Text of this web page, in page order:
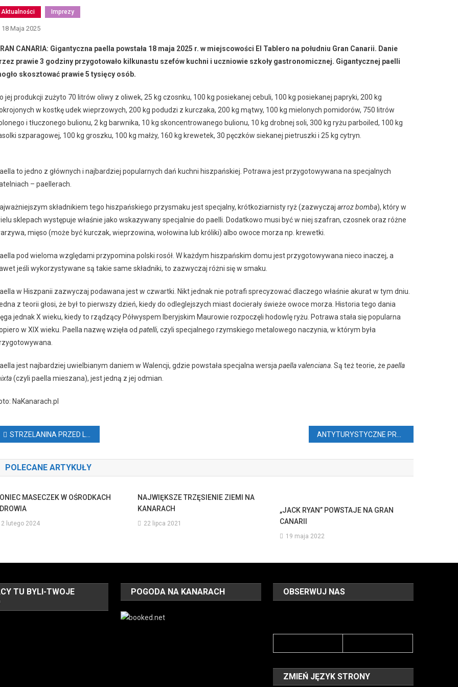
Aktualności Imprezy
18 Maja 2025
CANARIA: Gigantyczna paella powstała 18 maja 2025 r. w miejscowości El Tablero na południu Gran Canarii. Danie
prawie 3 godziny przygotowało kilkunastu szefów kuchni i uczniowie szkoły gastronomicznej. Gigantycznej paelli
skosztować prawie 5 tysięcy osób.
jej produkcji zużyto 70 litrów oliwy z oliwek, 25 kg czosnku, 100 kg posiekanej cebuli, 100 kg posiekanej papryki, 200 kg
w kostkę udek wieprzowych, 200 kg podudzi z kurczaka, 200 kg mątwy, 100 kg mielonych pomidorów, 750 litrów
i tłuczonego bulionu, 2 kg barwnika, 10 kg skoncentrowanego bulionu, 10 kg drobnej soli, 300 kg ryżu parboiled, 100 kg
szparagowej, 100 kg groszku, 100 kg małży, 160 kg krewetek, 30 pęczków siekanej pietruszki i 25 kg cytryn.
to jedno z głównych i najbardziej popularnych dań kuchni hiszpańskiej. Potrawa jest przygotowywana na specjalnych
– paellerach.
składnikiem tego hiszpańskiego przysmaku jest specjalny, krótkoziarnisty ryż (zazwyczaj arroz bomba), który w
sklepach występuje właśnie jako wskazywany specjalnie do paelli. Dodatkowo musi być w niej szafran, czosnek oraz różne
mięso (może być kurczak, wieprzowina, wołowina lub króliki) albo owoce morza np. krewetki.
pod wieloma względami przypomina polski rosół. W każdym hiszpańskim domu jest przygotowywana nieco inaczej, a
jeśli wykorzystywane są takie same składniki, to zazwyczaj różni się w smaku.
w Hiszpanii zazwyczaj podawana jest w czwartki. Nikt jednak nie potrafi sprecyzować dlaczego właśnie akurat w tym dniu.
z teorii głosi, że był to pierwszy dzień, kiedy do odleglejszych miast docierały świeże owoce morza. Historia tego dania
jednak X wieku, kiedy to rządzący Półwyspem Iberyjskim Maurowie rozpoczęli hodowlę ryżu. Potrawa stała się popularna
w XIX wieku. Paella nazwę wzięła od patelli, czyli specjalnego rzymskiego metalowego naczynia, w którym była
jest najbardziej uwielbianym daniem w Walencji, gdzie powstała specjalna wersja paella valenciana . Są też teorie, że paella
(czyli paella mieszana), jest jedną z jej odmian.
NaKanarach.pl
Nawigacja
STRZELANINA PRZED LOTNISKIEM (VIDEO)
POLECANE ARTYKUŁY
MASECZEK W OŚRODKACH
2 lutego 2024
NAJWIĘKSZE TRZĘSIENIE ZIEMI NA
KANARACH
22 lipca 2021
„JACK RYAN” POWSTAJE NA GRAN
CANARII
19 maja 2022
TU BYLI-TWOJE
POGODA NA KANARACH OBSERWUJ NAS
ZMIEŃ JĘZYK STRONY